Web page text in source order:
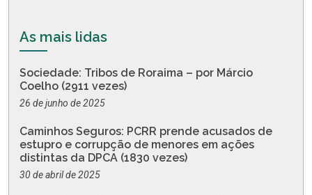
As mais lidas
Sociedade: Tribos de Roraima – por Márcio
Coelho (2911 vezes)
26 de junho de 2025
Caminhos Seguros: PCRR prende acusados de
estupro e corrupção de menores em ações
distintas da DPCA (1830 vezes)
30 de abril de 2025